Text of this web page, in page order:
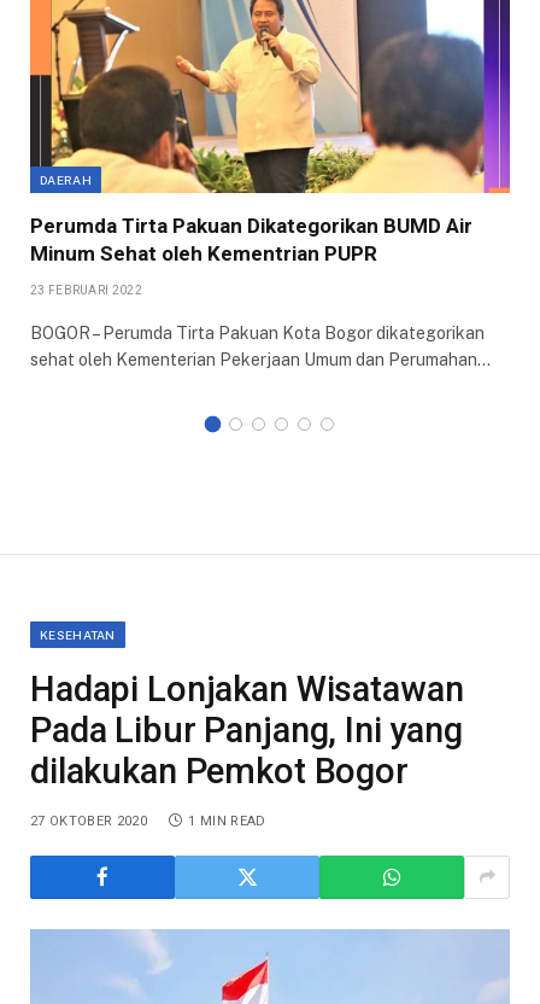
DAERAH
Perumda Tirta Pakuan Dikategorikan BUMD Air
Minum Sehat oleh Kementrian PUPR
23 FEBRUARI 2022
BOGOR – Perumda Tirta Pakuan Kota Bogor dikategorikan
sehat oleh Kementerian Pekerjaan Umum dan Perumahan…
KESEHATAN
Hadapi Lonjakan Wisatawan
Pada Libur Panjang, Ini yang
dilakukan Pemkot Bogor
27 OKTOBER 2020 1 MIN READ